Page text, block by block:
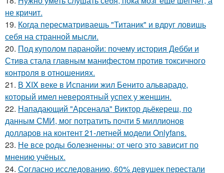
не кричит.
19. Когда пересматриваешь "Титаник" и вдруг ловишь
себя на странной мысли.
20. Под куполом паранойи: почему история Дебби и
Стива стала главным манифестом против токсичного
контроля в отношениях.
21. В XIX веке в Испании жил Бенито альварадо,
который имел невероятный успех у женщин.
22. Нападающий "Арсенала" Виктор дьёкереш, по
данным СМИ, мог потратить почти 5 миллионов
долларов на контент 21-летней модели Onlyfans.
23. Не все роды болезненны: от чего это зависит по
мнению учёных.
24. Согласно исследованию, 60% девушек перестали